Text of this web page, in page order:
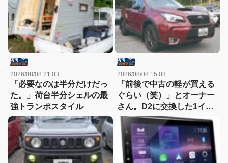
2026/08/08 21:03
「必要なのは半分だけだっ
た。」荷台半分シェルの最
強トランポスタイル
2026/08/08 15:03
「前後で中古の軽が買える
ぐらい（笑）」とオーナー
さん。D2に交換した1イン
チアップのSJ最終型のター
ボ車！